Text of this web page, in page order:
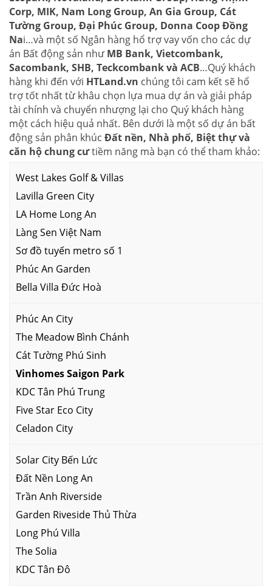
Corp, MIK, Nam Long Group, An Gia Group, Cát
Tường Group, Đại Phúc Group, Donna Coop Đồng
Nai…và một số Ngân hàng hổ trợ vay vốn cho các dự
án Bất động sản như MB Bank, Vietcombank,
Sacombank, SHB, Teckcombank và ACB…Quý khách
hàng khi đến với HTLand.vn chúng tôi cam kết sẽ hổ
trợ tốt nhất từ khâu chọn lựa mua dự án và giải pháp
tài chính và chuyển nhượng lại cho Quý khách hàng
một cách hiệu quả nhất. Bên dưới là một số dự án bất
động sản phân khúc Đất nền, Nhà phố, Biệt thự và
căn hộ chung cưtiềm năng mà bạn có thể tham khảo:
West Lakes Golf & Villas
Lavilla Green City
LA Home Long An
Làng Sen Việt Nam
Sơ đồ tuyến metro số 1
Phúc An Garden
Bella Villa Đức Hoà
Phúc An City
The Meadow Bình Chánh
Cát Tường Phú Sinh
Vinhomes Saigon Park
KDC Tân Phú Trung
Five Star Eco City
Celadon City
Solar City Bến Lức
Đất Nền Long An
Trần Anh Riverside
Garden Riveside Thủ Thừa
Long Phú Villa
The Solia
KDC Tân Đô